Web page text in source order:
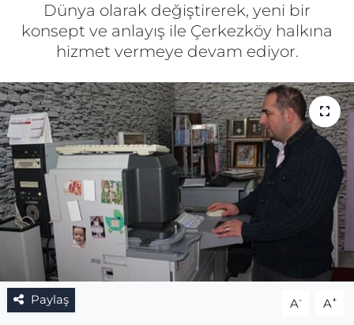
Dünya olarak değiştirerek, yeni bir
konsept ve anlayış ile Çerkezköy halkına
hizmet vermeye devam ediyor.
Paylaş A- A+
Spor
Gizlilik Sözleşmesi
İletişim
Künye
Topluluk Kuralları
Yayın İlkeleri
Haber Arşivi